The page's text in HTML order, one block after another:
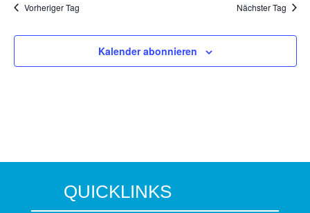
Vorheriger Tag Nächster Tag
Kalender abonnieren
QUICKLINKS